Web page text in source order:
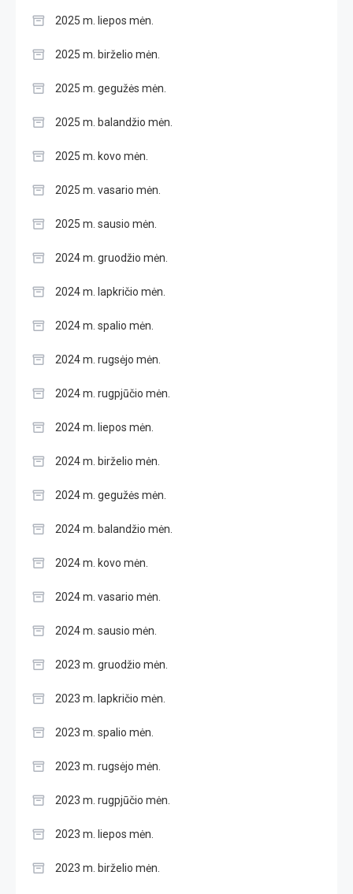
2025 m. liepos mėn.
2025 m. birželio mėn.
2025 m. gegužės mėn.
2025 m. balandžio mėn.
2025 m. kovo mėn.
2025 m. vasario mėn.
2025 m. sausio mėn.
2024 m. gruodžio mėn.
2024 m. lapkričio mėn.
2024 m. spalio mėn.
2024 m. rugsėjo mėn.
2024 m. rugpjūčio mėn.
2024 m. liepos mėn.
2024 m. birželio mėn.
2024 m. gegužės mėn.
2024 m. balandžio mėn.
2024 m. kovo mėn.
2024 m. vasario mėn.
2024 m. sausio mėn.
2023 m. gruodžio mėn.
2023 m. lapkričio mėn.
2023 m. spalio mėn.
2023 m. rugsėjo mėn.
2023 m. rugpjūčio mėn.
2023 m. liepos mėn.
2023 m. birželio mėn.